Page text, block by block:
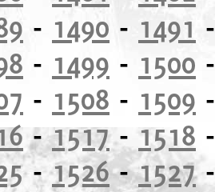
- 1490 - 1491
- 1499 - 1500
- 1508 - 1509
-1517- 1518
-1526-1527